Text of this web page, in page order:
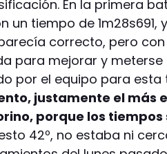
En la primera
un tiempo de 1m28s691,
correcto, pero
para mejorar y meterse
por el equipo para esta
justamente el más
porque los
42º, no estaba ni